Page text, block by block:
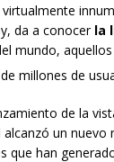
da a conocer la
mundo,
millones de
de la
un nuevo
que han